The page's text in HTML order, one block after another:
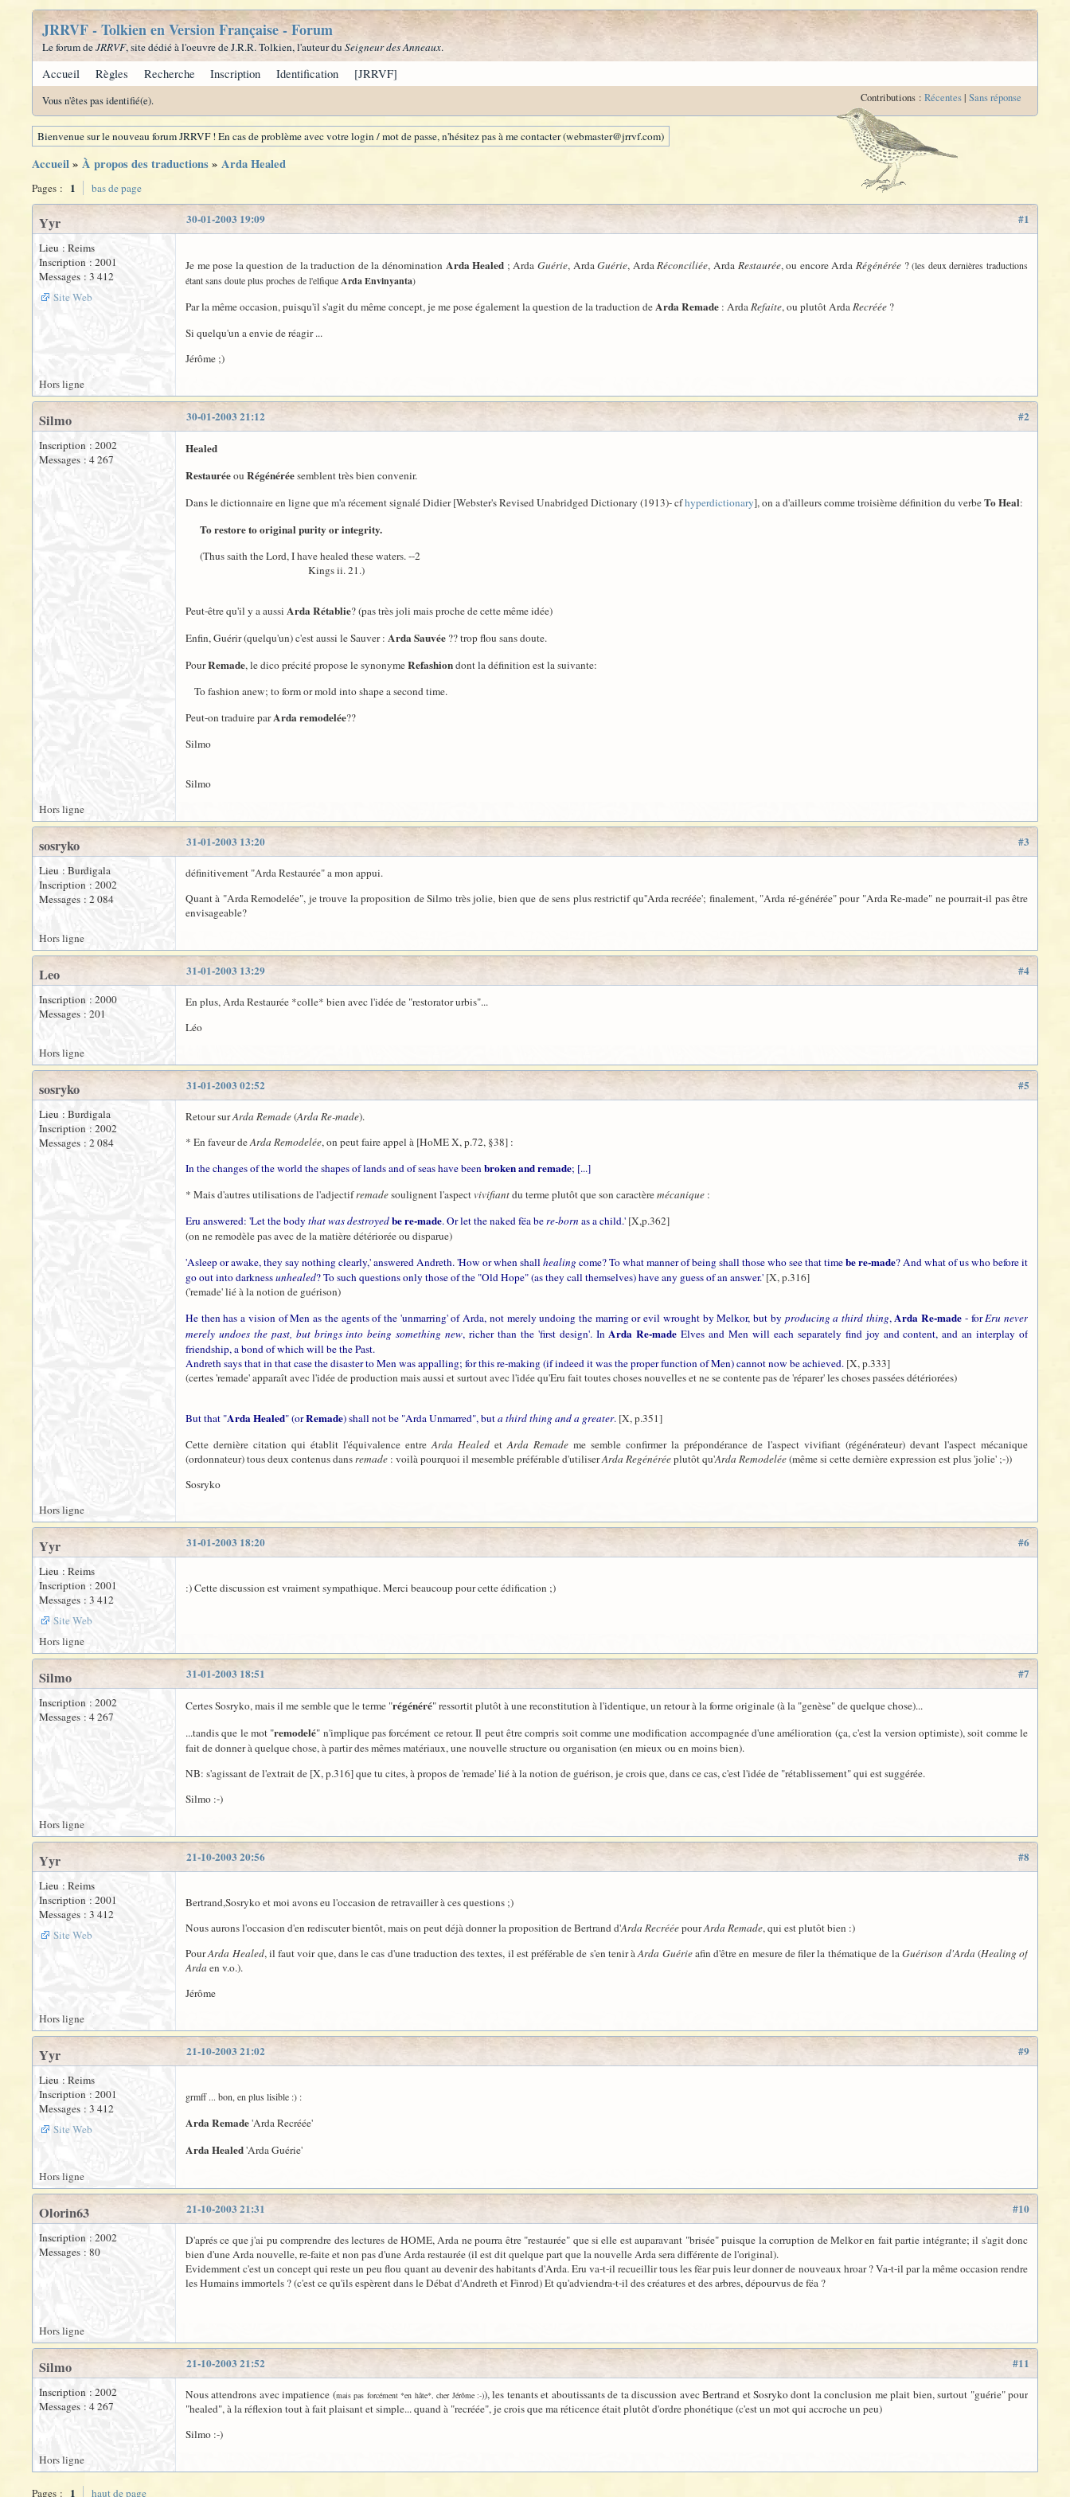
JRRVF - Tolkien en Version Française - Forum
Le forum deJRRVF, site dédié à l'oeuvre de J.R.R. Tolkien, l'auteur du Seigneur des Anneaux.
Accueil Règles Recherche Inscription Identification [JRRVF]
Vous n'êtes pas identifié(e). Contributions : Récentes| Sans réponse
Bienvenue sur le nouveau forum JRRVF ! En cas de problème avec votre login / mot de passe, n'hésitez pas à me contacter (webmaster@jrrvf.com)
Accueil» À propos des traductions» Arda Healed
Pages : 1 bas de page
#1
30-01-2003 19:09
Yyr
Lieu : Reims
Inscription : 2001
Messages : 3 412
Site Web
Je me pose la question de la traduction de la dénomination Arda Healed ; ArdaGuérie, ArdaGuérie, ArdaRéconciliée, Arda Restaurée, ou encore ArdaRégénérée ?(les deux dernières traductions
étant sans doute plus proches de l'elfiqueArda Envinyanta)
Par la même occasion, puisqu'il s'agit du même concept, je me pose également la question de la traduction deArda Remade : ArdaRefaite, ou plutôt ArdaRecréée ?
Si quelqu'un a envie de réagir ...
Jérôme ;)
Hors ligne
#2
30-01-2003 21:12
Silmo
Inscription : 2002
Messages : 4 267
Healed
Restauréeou Régénéréesemblent très bien convenir.
Dans le dictionnaire en ligne que m'a récement signalé Didier [Webster's Revised Unabridged Dictionary (1913)- cfhyperdictionary], on a d'ailleurs comme troisième définition du verbeTo Heal:
To restore to original purity or integrity.
(Thus saith the Lord, I have healed these waters. --2
Kings ii. 21.)
Peut-être qu'il y a aussi Arda Rétablie? (pas très joli mais proche de cette même idée)
Enfin, Guérir (quelqu'un) c'est aussi le Sauver : Arda Sauvée ?? trop flou sans doute.
PourRemade, le dico précité propose le synonymeRefashiondont la définition est la suivante:
To fashion anew; to form or mold into shape a second time.
Peut-on traduire parArda remodelée??
Silmo
Silmo
Hors ligne
#3
31-01-2003 13:20
sosryko
Lieu : Burdigala
Inscription : 2002
Messages : 2 084
définitivement "Arda Restaurée" a mon appui.
Quant à "Arda Remodelée", je trouve la proposition de Silmo très jolie, bien que de sens plus restrictif qu''Arda recréée'; finalement, "Arda ré-générée" pour "Arda Re-made" ne pourrait-il pas être
envisageable?
Hors ligne
#4
31-01-2003 13:29
Leo
Inscription : 2000
Messages : 201
En plus, Arda Restaurée *colle* bien avec l'idée de "restorator urbis"...
Léo
Hors ligne
#5
31-01-2003 02:52
sosryko
Lieu : Burdigala
Inscription : 2002
Messages : 2 084
Retour surArda Remade(Arda Re-made).
* En faveur deArda Remodelée, on peut faire appel à [HoME X, p.72, §38] :
In the changes of the world the shapes of lands and of seas have beenbroken and remade; [...]
* Mais d'autres utilisations de l'adjectifremadesoulignent l'aspectvivifiantdu terme plutôt que son caractèremécanique :
Eru answered: 'Let the body that was destroyedbe re-made. Or let the naked fëa bere-born as a child.' [X,p.362]
(on ne remodèle pas avec de la matière détériorée ou disparue)
'Asleep or awake, they say nothing clearly,' answered Andreth. 'How or when shallhealingcome? To what manner of being shall those who see that timebe re-made? And what of us who before it
go out into darknessunhealed? To such questions only those of the "Old Hope" (as they call themselves) have any guess of an answer.' [X, p.316]
('remade' lié à la notion de guérison)
He then has a vision of Men as the agents of the 'unmarring' of Arda, not merely undoing the marring or evil wrought by Melkor, but by producing a third thing,Arda Re-made - forEru never
merely undoes the past, but brings into being something new, richer than the 'first design'. InArda Re-made Elves and Men will each separately find joy and content, and an interplay of
friendship, a bond of which will be the Past.
Andreth says that in that case the disaster to Men was appalling; for this re-making (if indeed it was the proper function of Men) cannot now be achieved. [X, p.333]
(certes 'remade' apparaît avec l'idée de production mais aussi et surtout avec l'idée qu'Eru fait toutes choses nouvelles et ne se contente pas de 'réparer' les choses passées détériorées)
But that "Arda Healed" (orRemade) shall not be "Arda Unmarred", buta third thing and a greater. [X, p.351]
Cette dernière citation qui établit l'équivalence entreArda Healed etArda Remade me semble confirmer la prépondérance de l'aspect vivifiant (régénérateur) devant l'aspect mécanique
(ordonnateur) tous deux contenus dansremade : voilà pourquoi il mesemble préférable d'utiliserArda Regénéréeplutôt qu'Arda Remodelée(même si cette dernière expression est plus 'jolie' ;-))
Sosryko
Hors ligne
#6
31-01-2003 18:20
Yyr
Lieu : Reims
Inscription : 2001
Messages : 3 412
Site Web
:) Cette discussion est vraiment sympathique. Merci beaucoup pour cette édification ;)
Hors ligne
#7
31-01-2003 18:51
Silmo
Inscription : 2002
Messages : 4 267
Certes Sosryko, mais il me semble que le terme "régénéré" ressortit plutôt à une reconstitution à l'identique, un retour à la forme originale (à la "genèse" de quelque chose)...
...tandis que le mot "remodelé" n'implique pas forcément ce retour. Il peut être compris soit comme une modification accompagnée d'une amélioration (ça, c'est la version optimiste), soit comme le
fait de donner à quelque chose, à partir des mêmes matériaux, une nouvelle structure ou organisation (en mieux ou en moins bien).
NB: s'agissant de l'extrait de [X, p.316] que tu cites, à propos de 'remade' lié à la notion de guérison, je crois que, dans ce cas, c'est l'idée de "rétablissement" qui est suggérée.
Silmo :-)
Hors ligne
#8
21-10-2003 20:56
Yyr
Lieu : Reims
Inscription : 2001
Messages : 3 412
Site Web
Bertrand,Sosryko et moi avons eu l'occasion de retravailler à ces questions ;)
Nous aurons l'occasion d'en rediscuter bientôt, mais on peut déjà donner la proposition de Bertrand d'Arda RecrééepourArda Remade, qui est plutôt bien :)
PourArda Healed, il faut voir que, dans le cas d'une traduction des textes, il est préférable de s'en tenir àArda Guérieafin d'être en mesure de filer la thématique de laGuérison d'Arda (Healing of
Arda en v.o.).
Jérôme
Hors ligne
#9
21-10-2003 21:02
Yyr
Lieu : Reims
Inscription : 2001
Messages : 3 412
Site Web
grmff ... bon, en plus lisible :) :
Arda Remade'Arda Recréée'
Arda Healed'Arda Guérie'
Hors ligne
#10
21-10-2003 21:31
Olorin63
Inscription : 2002
Messages : 80
D'aprés ce que j'ai pu comprendre des lectures de HOME, Arda ne pourra être "restaurée" que si elle est auparavant "brisée" puisque la corruption de Melkor en fait partie intégrante; il s'agit donc
bien d'une Arda nouvelle, re-faite et non pas d'une Arda restaurée (il est dit quelque part que la nouvelle Arda sera différente de l'original).
Evidemment c'est un concept qui reste un peu flou quant au devenir des habitants d'Arda. Eru va-t-il recueillir tous les fëar puis leur donner de nouveaux hroar ? Va-t-il par la même occasion rendre
les Humains immortels ? (c'est ce qu'ils espèrent dans le Débat d'Andreth et Finrod) Et qu'adviendra-t-il des créatures et des arbres, dépourvus de fëa ?
Hors ligne
#11
21-10-2003 21:52
Silmo
Inscription : 2002
Messages : 4 267
Nous attendrons avec impatience (mais pas forcément *en hâte*, cher Jérôme :-)), les tenants et aboutissants de ta discussion avec Bertrand et Sosryko dont la conclusion me plait bien, surtout "guérie" pour
"healed", à la réflexion tout à fait plaisant et simple... quand à "recréée", je crois que ma réticence était plutôt d'ordre phonétique (c'est un mot qui accroche un peu)
Silmo :-)
Hors ligne
Pages : 1 haut de page